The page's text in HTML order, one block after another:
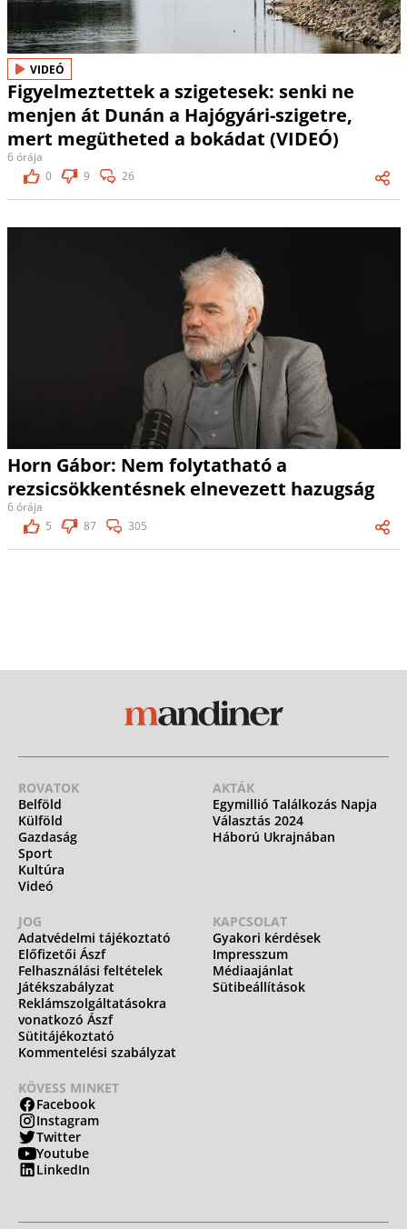
VIDEÓ
Figyelmeztettek a szigetesek: senki ne
menjen át Dunán a Hajógyári-szigetre,
mert megütheted a bokádat (VIDEÓ)
6 órája
0
9 26
Horn Gábor: Nem folytatható a
rezsicsökkentésnek elnevezett hazugság
6 órája
5
87 305
ROVATOK
Belföld
Külföld
Gazdaság
Sport
Kultúra
Videó
AKTÁK
Egymillió Találkozás Napja
Választás 2024
Háború Ukrajnában
JOG
Adatvédelmi tájékoztató
Előfizetői Ászf
Felhasználási feltételek
Játékszabályzat
Reklámszolgáltatásokra
vonatkozó Ászf
Sütitájékoztató
Kommentelési szabályzat
KAPCSOLAT
Gyakori kérdések
Impresszum
Médiaajánlat
Sütibeállítások
KÖVESS MINKET
Facebook
Instagram
Twitter
Youtube
LinkedIn